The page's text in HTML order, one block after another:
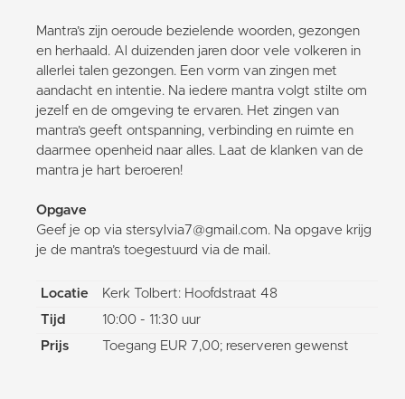
Mantra’s zijn oeroude bezielende woorden, gezongen
en herhaald. Al duizenden jaren door vele volkeren in
allerlei talen gezongen. Een vorm van zingen met
aandacht en intentie. Na iedere mantra volgt stilte om
jezelf en de omgeving te ervaren. Het zingen van
mantra’s geeft ontspanning, verbinding en ruimte en
daarmee openheid naar alles. Laat de klanken van de
mantra je hart beroeren!
Opgave
Geef je op via stersylvia7@gmail.com. Na opgave krijg
je de mantra’s toegestuurd via de mail.
Locatie
Kerk Tolbert: Hoofdstraat 48
Tijd
10:00 - 11:30 uur
Prijs
Toegang EUR 7,00; reserveren gewenst